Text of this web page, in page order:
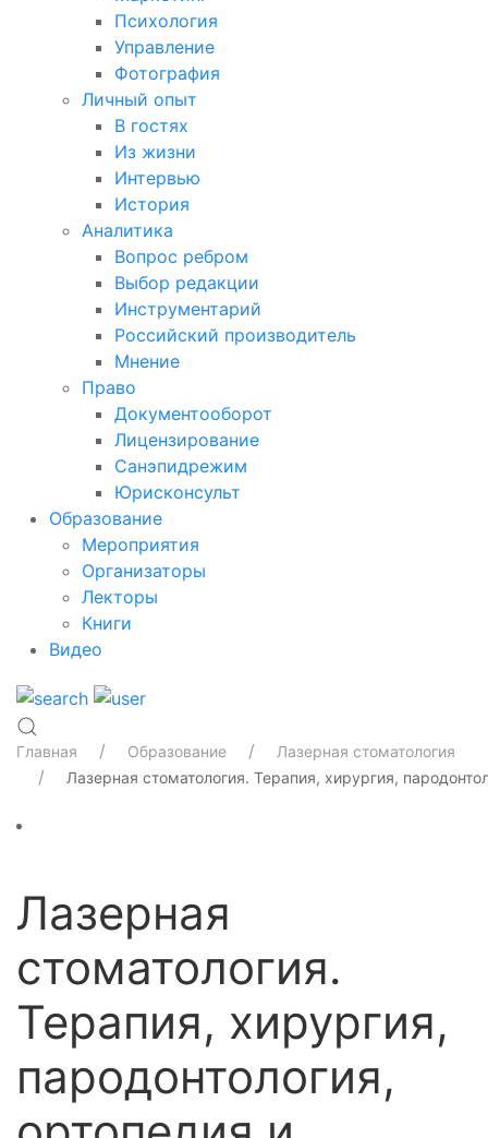
Психология
Управление
Фотография
Личный опыт
В гостях
Из жизни
Интервью
История
Аналитика
Вопрос ребром
Выбор редакции
Инструментарий
Российский производитель
Мнение
Право
Документооборот
Лицензирование
Санэпидрежим
Юрисконсульт
Образование
Мероприятия
Организаторы
Лекторы
Книги
Видео
Главная Образование
Лазерная стоматология
Лазерная стоматология. Терапия, хирургия,
Лазерная
стоматология.
Терапия, хирургия,
пародонтология,